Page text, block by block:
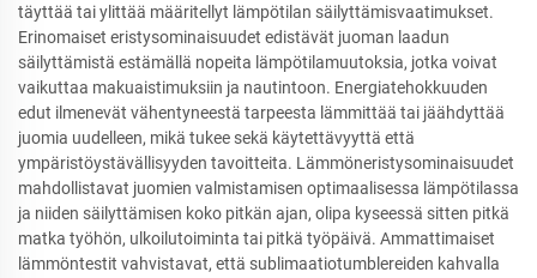
täyttää tai ylittää määritellyt lämpötilan säilyttämisvaatimukset.
Erinomaiset eristysominaisuudet edistävät juoman laadun
säilyttämistä estämällä nopeita lämpötilamuutoksia, jotka voivat
vaikuttaa makuaistimuksiin ja nautintoon. Energiatehokkuuden
edut ilmenevät vähentyneestä tarpeesta lämmittää tai jäähdyttää
juomia uudelleen, mikä tukee sekä käytettävyyttä että
ympäristöystävällisyyden tavoitteita. Lämmöneristysominaisuudet
mahdollistavat juomien valmistamisen optimaalisessa lämpötilassa
ja niiden säilyttämisen koko pitkän ajan, olipa kyseessä sitten pitkä
matka työhön, ulkoilutoiminta tai pitkä työpäivä. Ammattimaiset
lämmöntestit vahvistavat, että sublimaatiotumblereiden kahvalla